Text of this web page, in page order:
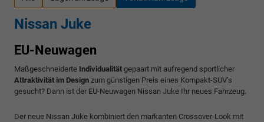
Nissan Juke
EU-Neuwagen
Maßgeschneiderte Individualität gepaart mit aufregend sportlicher
Attraktivität im Design zum günstigen Preis eines Kompakt-SUV’s
gesucht? Dann ist der EU-Neuwagen Nissan Juke Ihr neues Fahrzeug.
Der neue Nissan Juke kombiniert den markanten Crossover-Look mit